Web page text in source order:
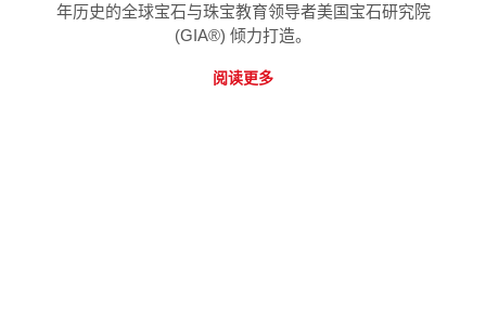
年历史的全球宝石与珠宝教育领导者美国宝石研究院
(GIA®) 倾力打造。
阅读更多